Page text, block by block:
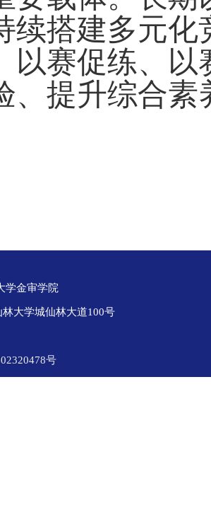
续搭建多元
以赛促练、
、提升综合素
学金审学院
大学城仙林大道100号
号